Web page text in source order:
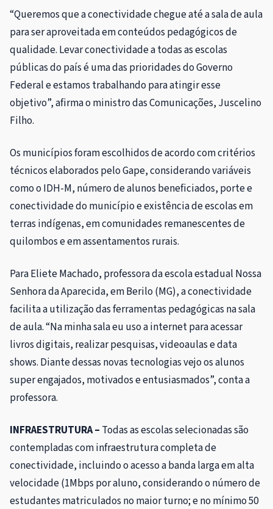
“Queremos que a conectividade chegue até a sala de aula
para ser aproveitada em conteúdos pedagógicos de
qualidade. Levar conectividade a todas as escolas
públicas do país é uma das prioridades do Governo
Federal e estamos trabalhando para atingir esse
objetivo”, afirma o ministro das Comunicações, Juscelino
Filho.
Os municípios foram escolhidos de acordo com critérios
técnicos elaborados pelo Gape, considerando variáveis
como o IDH-M, número de alunos beneficiados, porte e
conectividade do município e existência de escolas em
terras indígenas, em comunidades remanescentes de
quilombos e em assentamentos rurais.
Para Eliete Machado, professora da escola estadual Nossa
Senhora da Aparecida, em Berilo (MG), a conectividade
facilita a utilização das ferramentas pedagógicas na sala
de aula. “Na minha sala eu uso a internet para acessar
livros digitais, realizar pesquisas, videoaulas e data
shows. Diante dessas novas tecnologias vejo os alunos
super engajados, motivados e entusiasmados”, conta a
professora.
INFRAESTRUTURA – Todas as escolas selecionadas são
contempladas com infraestrutura completa de
conectividade, incluindo o acesso a banda larga em alta
velocidade (1Mbps por aluno, considerando o número de
estudantes matriculados no maior turno; e no mínimo 50